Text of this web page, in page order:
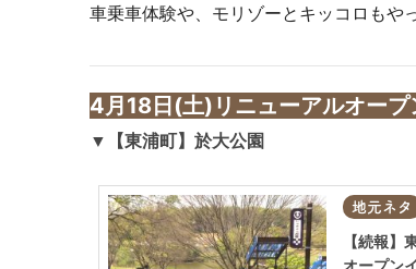
車乗車体験や、モリゾーとキッコロもや
4月18日(土)リニューアルオープ
▼【東浦町】於大公園
地元ネタ
【続報】
オープン